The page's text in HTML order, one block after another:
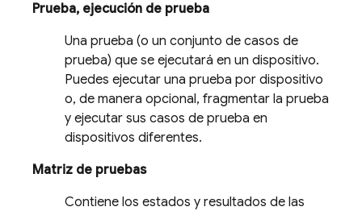
Prueba, ejecución de prueba
Una prueba (o un conjunto de casos de
prueba) que se ejecutará en un dispositivo.
Puedes ejecutar una prueba por dispositivo
o, de manera opcional, fragmentar la prueba
y ejecutar sus casos de prueba en
dispositivos diferentes.
Matriz de pruebas
Contiene los estados y resultados de las